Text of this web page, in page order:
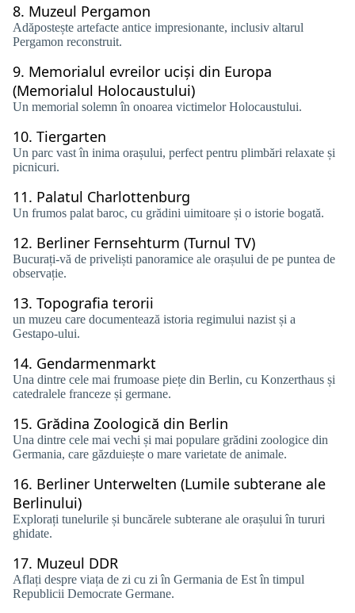
8. Muzeul Pergamon
Adăpostește artefacte antice impresionante, inclusiv altarul
Pergamon reconstruit.
9. Memorialul evreilor uciși din Europa
(Memorialul Holocaustului)
Un memorial solemn în onoarea victimelor Holocaustului.
10. Tiergarten
Un parc vast în inima orașului, perfect pentru plimbări relaxate și
picnicuri.
11. Palatul Charlottenburg
Un frumos palat baroc, cu grădini uimitoare și o istorie bogată.
12. Berliner Fernsehturm (Turnul TV)
Bucurați-vă de priveliști panoramice ale orașului de pe puntea de
observație.
13. Topografia terorii
un muzeu care documentează istoria regimului nazist și a
Gestapo-ului.
14. Gendarmenmarkt
Una dintre cele mai frumoase piețe din Berlin, cu Konzerthaus și
catedralele franceze și germane.
15. Grădina Zoologică din Berlin
Una dintre cele mai vechi și mai populare grădini zoologice din
Germania, care găzduiește o mare varietate de animale.
16. Berliner Unterwelten (Lumile subterane ale
Berlinului)
Explorați tunelurile și buncărele subterane ale orașului în tururi
ghidate.
17. Muzeul DDR
Aflați despre viața de zi cu zi în Germania de Est în timpul
Republicii Democrate Germane.